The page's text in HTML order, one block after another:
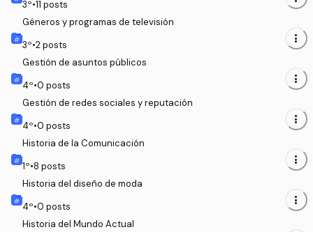
3º•11 posts
Géneros y programas de televisión
3º•2posts more_vert
Gestión de asuntos públicos
4º•0 posts more_vert
Gestión de redes sociales y reputación
4º•0 posts more_vert
Historia de la Comunicación
1º•8 posts more_vert
Historia del diseño de moda
4º•0 posts more_vert
Historia del Mundo Actual